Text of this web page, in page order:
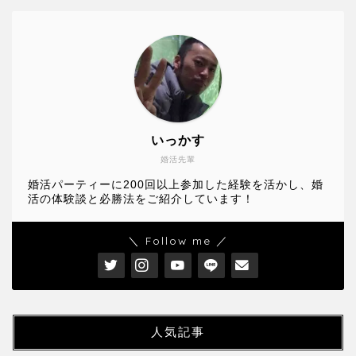
婚活先輩
いっかす
婚活パーティーに200回以上参加した経験を活かし、婚
活の体験談と必勝法をご紹介しています！
＼ Follow me ／
人気記事